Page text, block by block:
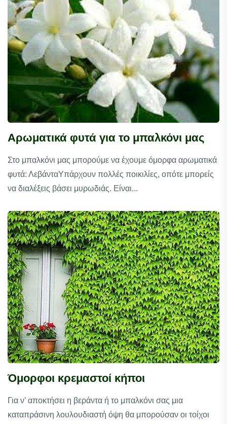
Αρωματικά φυτά για το μπαλκόνι μας
Στο μπαλκόνι μας μπορούμε να έχουμε όμορφα αρωματικά
φυτά: ΛεβάνταΥπάρχουν πολλές ποικιλίες, οπότε μπορείς
να διαλέξεις βάσει μυρωδιάς. Είναι...
Όμορφοι κρεμαστοί κήποι
Για ν’ αποκτήσει η βεράντα ή το μπαλκόνι σας μια
καταπράσινη λουλουδιαστή όψη θα μπορούσαν οι τοίχοι